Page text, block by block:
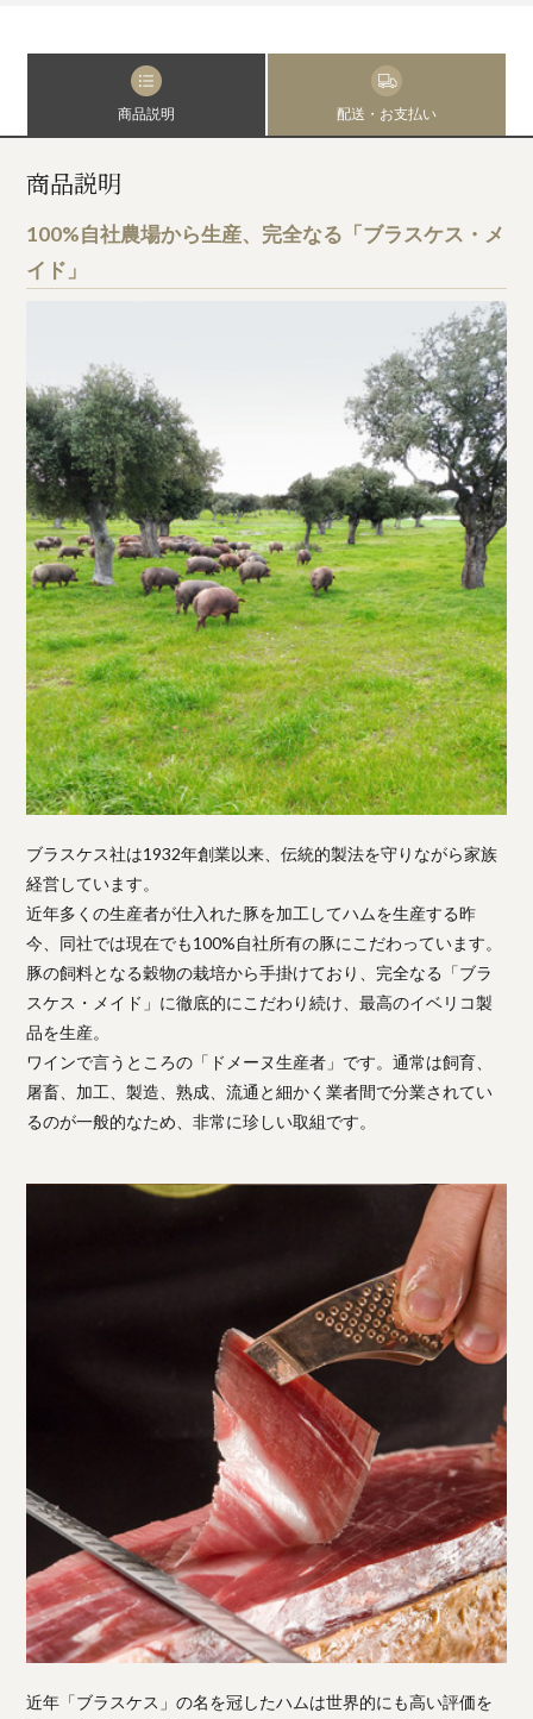
商品説明 配送・お支払い
商品説明
100%自社農場から生産、完全なる「ブラスケス・メ
イド」
ブラスケス社は1932年創業以来、伝統的製法を守りながら家族
経営しています。
近年多くの生産者が仕入れた豚を加工してハムを生産する昨
今、同社では現在でも100%自社所有の豚にこだわっています。
豚の飼料となる穀物の栽培から手掛けており、完全なる「ブラ
スケス・メイド」に徹底的にこだわり続け、最高のイベリコ製
品を生産。
ワインで言うところの「ドメーヌ生産者」です。通常は飼育、
屠畜、加工、製造、熟成、流通と細かく業者間で分業されてい
るのが一般的なため、非常に珍しい取組です。
近年「ブラスケス」の名を冠したハムは世界的にも高い評価を